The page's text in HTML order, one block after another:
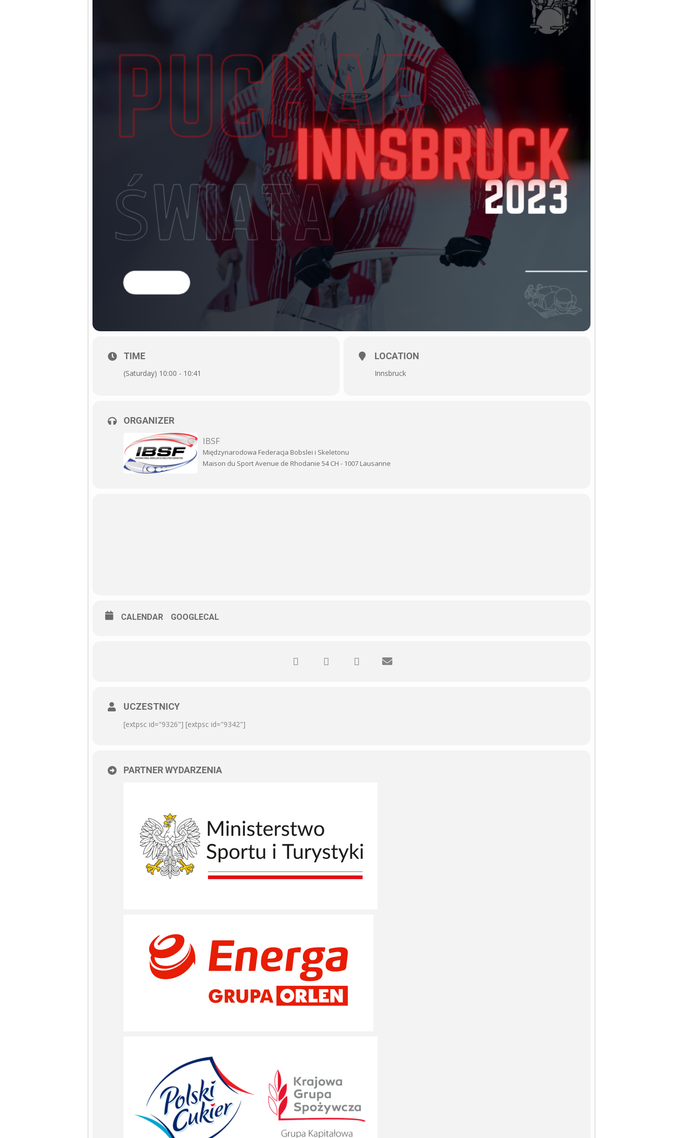
TIME
(Saturday) 10:00 - 10:41
LOCATION
Innsbruck
ORGANIZER
IBSF
Międzynarodowa Federacja Bobslei i Skeletonu
Maison du Sport Avenue de Rhodanie 54 CH - 1007 Lausanne
CALENDAR GOOGLECAL
UCZESTNICY
[extpsc id="9326"] [extpsc id="9342"]
PARTNER WYDARZENIA